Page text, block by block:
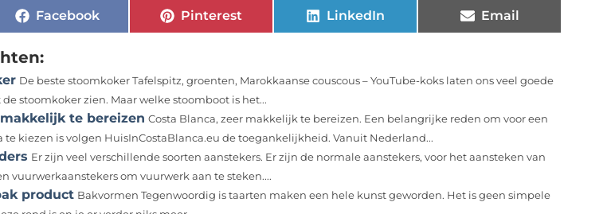
Facebook Pinterest LinkedIn Email
De beste stoomkoker Tafelspitz, groenten, Marokkaanse couscous – YouTube-koks laten ons veel goede
stoomkoker zien. Maar welke stoomboot is het...
te bereizen Costa Blanca, zeer makkelijk te bereizen. Een belangrijke reden om voor een
te kiezen is volgen HuisInCostaBlanca.eu de toegankelijkheid. Vanuit Nederland...
Er zijn veel verschillende soorten aanstekers. Er zijn de normale aanstekers, voor het aansteken van
vuurwerkaanstekers om vuurwerk aan te steken....
product Bakvormen Tegenwoordig is taarten maken een hele kunst geworden. Het is geen simpele